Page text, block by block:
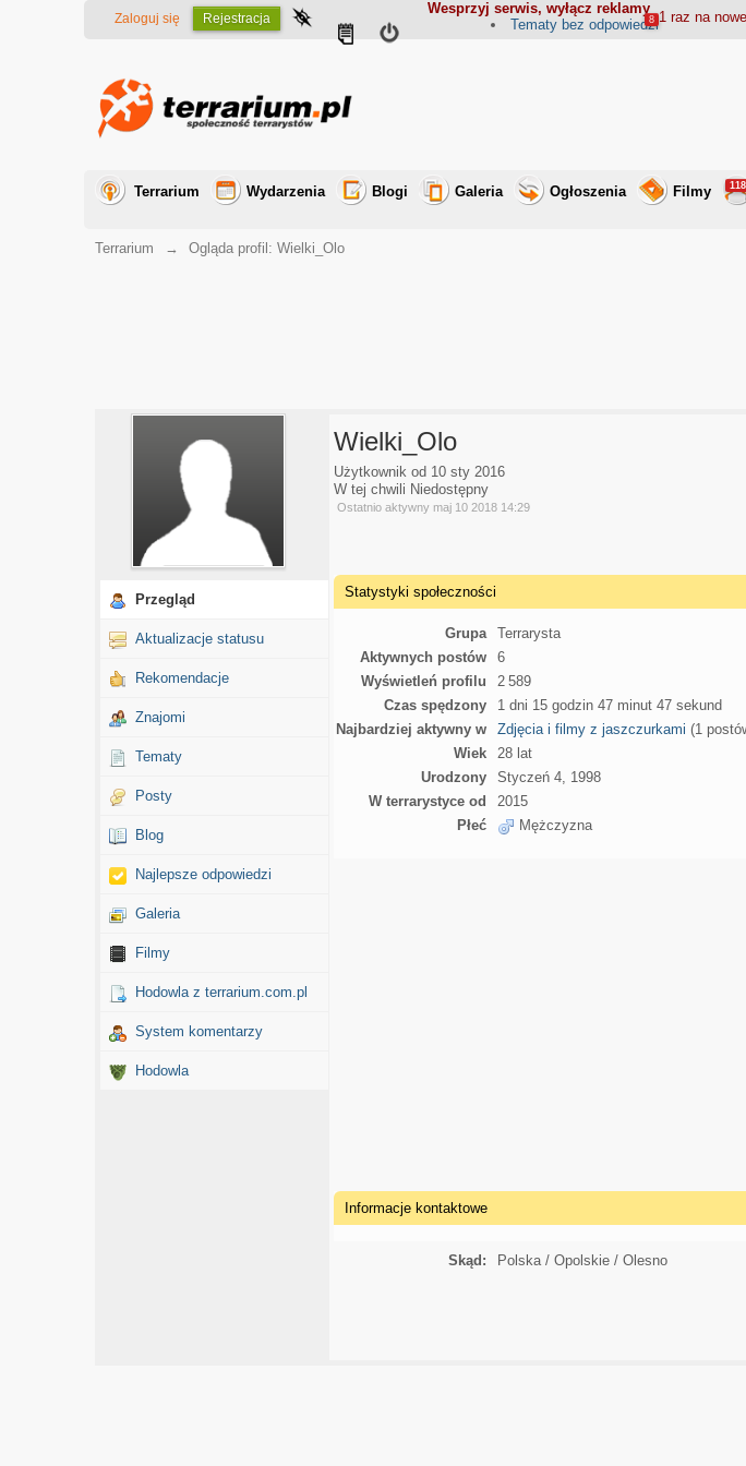
Wesprzyj serwis, wyłącz reklamy
Zaloguj się Rejestracja 1 raz na
Tematy bez odpowiedzi
8
Terrarium Wydarzenia Blogi Galeria Ogłoszenia Filmy
Terrarium
→ Ogląda profil: Wielki_Olo
Przegląd
Aktualizacje statusu
Rekomendacje
Znajomi
Tematy
Posty
Blog
Najlepsze odpowiedzi
Galeria
Filmy
Hodowla z terrarium.com.pl
System komentarzy
Hodowla
Wielki_Olo
Użytkownik od 10 sty 2016
W tej chwili Niedostępny
Ostatnio aktywny maj 10 2018 14:29
Statystyki społeczności
Grupa
Terrarysta
Aktywnych postów
6
Wyświetleń profilu
2 589
Czas spędzony
1 dni 15 godzin 47 minut 47 sekund
Najbardziej aktywny w
Zdjęcia i filmy z jaszczurkami (1
Wiek
28 lat
Urodzony
Styczeń 4, 1998
W terrarystyce od
2015
Płeć
Mężczyzna
Informacje kontaktowe
Skąd: Polska / Opolskie / Olesno